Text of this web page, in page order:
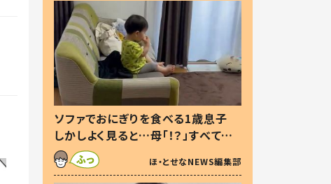
ソファでおにぎりを食べる1歳息子
しかしよく見ると…母「！？」すべてを
察した母の投稿に「可愛いから許
す！」「現行犯〜」
ほ・とせなNEWS編集部